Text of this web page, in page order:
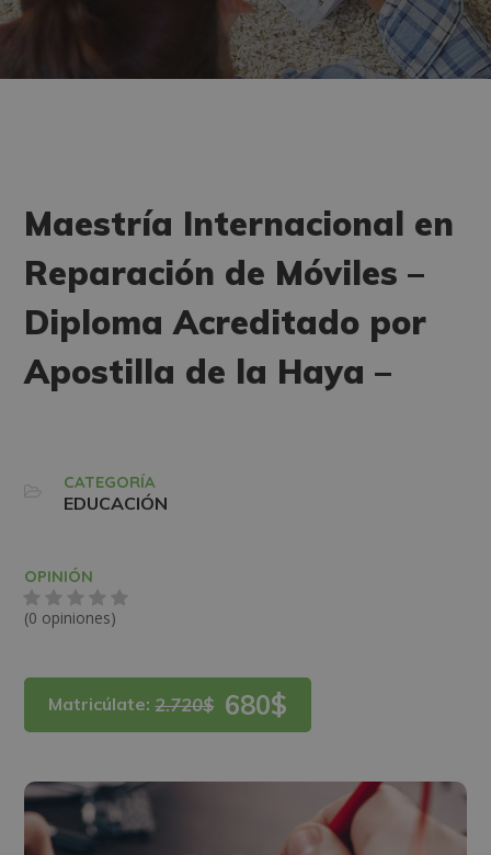
Maestría Internacional en
Reparación de Móviles –
Diploma Acreditado por
Apostilla de la Haya –
CATEGORÍA
EDUCACIÓN
OPINIÓN
(0 opiniones)
Matricúlate:2.720$ 680$